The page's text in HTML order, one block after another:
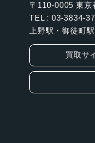
〒110-0005 東京
TEL : 03-3834-
上野駅・御徒町
買取サ